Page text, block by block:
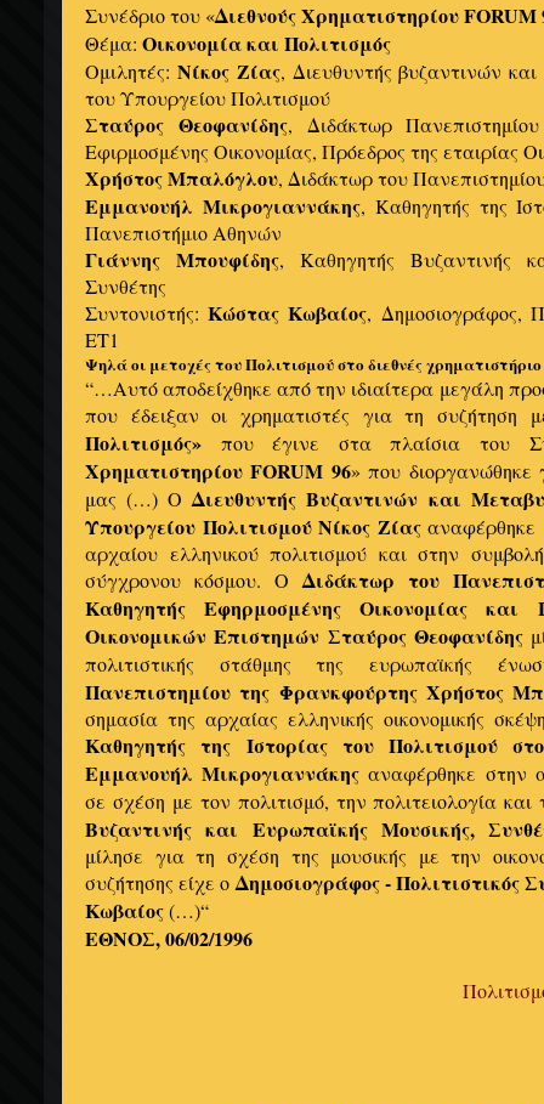
Συνέδριο του «Διεθνούς Χρηματιστηρίου FORUM
Θέμα: Οικονομία και Πολιτισμός
Ομιλητές: Νίκος Ζίας, Διευθυντής βυζαντινών
του Υπουργείου Πολιτισμού
Σταύρος Θεοφανίδης, Διδάκτωρ
Εφιρμοσμένης Οικονομίας, Πρόεδρος της εταιρίας
Χρήστος Μπαλόγλου, Διδάκτωρ του
Εμμανουήλ Μικρογιαννάκης, Καθηγητής της
Πανεπιστήμιο Αθηνών
Γιάννης Μπουφίδης, Καθηγητής Βυζαντινής
Συνθέτης
Συντονιστής:Κώστας Κωβαίος, Δημοσιογράφος,
ΕΤ1
Ψηλά οι μετοχές του Πολιτισμού στο διεθνές
“…Αυτό αποδείχθηκε από την ιδιαίτερα μεγάλη
που έδειξαν οι χρηματιστές για τη συζήτηση
Πολιτισμός» που έγινε στα πλαίσια του
Χρηματιστηρίου FORUM 96» που
μας (…) ΟΔιευθυντής Βυζαντινών και
Υπουργείου Πολιτισμού Νίκος Ζίαςαναφέρθηκε
αρχαίου ελληνικού πολιτισμού και στην
σύγχρονου κόσμου. Ο Διδάκτωρ του
Καθηγητής Εφηρμοσμένης Οικονομίας και
Οικονομικών Επιστημών Σταύρος Θεοφανίδης
πολιτιστικής στάθμης της ευρωπαϊκής
Πανεπιστημίου της Φρανκφούρτης Χρήστος
σημασία της αρχαίας ελληνικής οικονομικής
Καθηγητής της Ιστορίας του Πολιτισμού
Εμμανουήλ Μικρογιαννάκης αναφέρθηκε στην
σε σχέση με τον πολιτισμό, την πολιτειολογία
Βυζαντινής και Ευρωπαϊκής Μουσικής,
μίλησε για τη σχέση της μουσικής με την
συζήτησης είχε ο Δημοσιογράφος - Πολιτιστικός
Κωβαίος(…)“
ΕΘΝΟΣ, 06/02/1996